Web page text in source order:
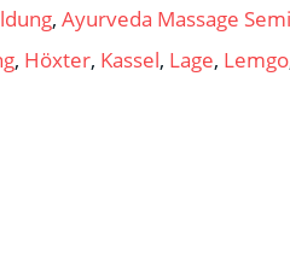
, Ayurveda Massage
, Höxter, Kassel, Lage, Lemgo